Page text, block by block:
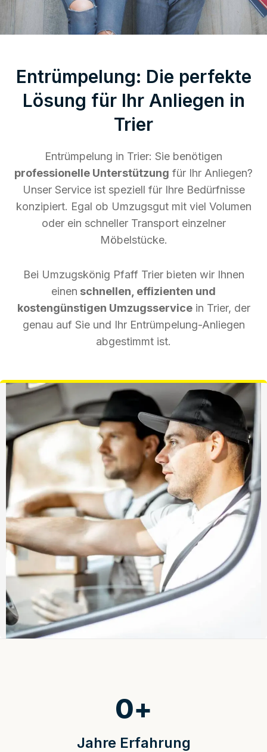
Entrümpelung: Die perfekte
Lösung für Ihr Anliegen in
Trier
Entrümpelung in Trier: Sie benötigen
professionelle Unterstützung für Ihr Anliegen?
Unser Service ist speziell für Ihre Bedürfnisse
konzipiert. Egal ob Umzugsgut mit viel Volumen
oder ein schneller Transport einzelner
Möbelstücke.
Bei Umzugskönig Pfaff Trier bieten wir Ihnen
einen schnellen, effizienten und
kostengünstigen Umzugsservicein Trier, der
genau auf Sie und Ihr Entrümpelung-Anliegen
abgestimmt ist.
Jahre Erfahrung
0+